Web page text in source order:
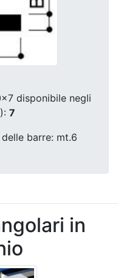
disponibile negli
7
barre: mt.6
in